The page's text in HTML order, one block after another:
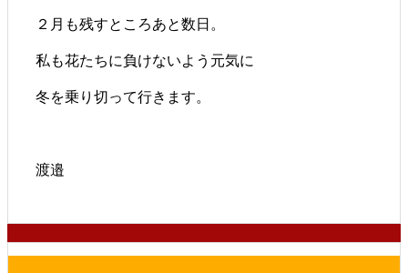
２月も残すところあと数日。
私も花たちに負けないよう元気に
冬を乗り切って行きます。
渡邉